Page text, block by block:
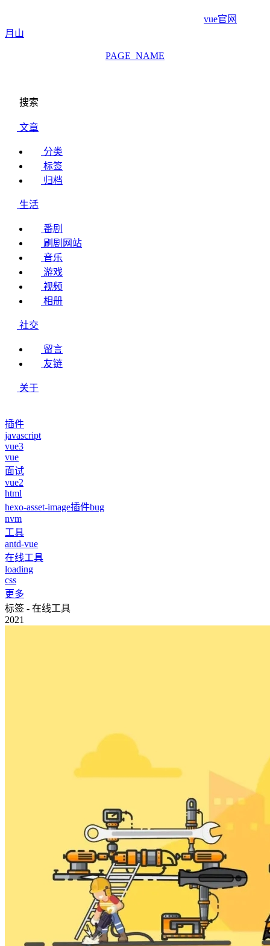
vue官网
月山
PAGE_NAME
搜索
文章
分类
标签
归档
生活
番剧
刷剧网站
音乐
游戏
视频
相册
社交
留言
友链
关于
插件
javascript
vue3
vue
面试
vue2
html
hexo-asset-image插件bug
nvm
工具
antd-vue
在线工具
loading
css
更多
标签 - 在线工具
2021